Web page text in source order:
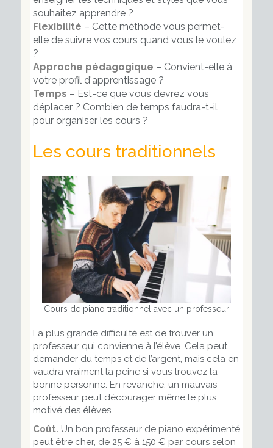
souhaitez apprendre ?
Flexibilité – Cette méthode vous permet-
elle de suivre vos cours quand vous le voulez
?
Approche pédagogique – Convient-elle à
votre profil d'apprentissage ?
Temps – Est-ce que vous devrez vous
déplacer ? Combien de temps faudra-t-il
pour organiser les cours ?
Les cours traditionnels
Cours de piano traditionnel avec un professeur
La plus grande difficulté est de trouver un
professeur qui convienne à l’élève. Cela peut
demander du temps et de l’argent, mais cela en
vaudra vraiment la peine si vous trouvez la
bonne personne. En revanche, un mauvais
professeur peut décourager même le plus
motivé des élèves.
Coût. Un bon professeur de piano expérimenté
peut être cher, de 25 € à 150 € par cours selon